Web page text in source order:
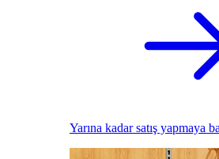
Yarına kadar satış yapmaya